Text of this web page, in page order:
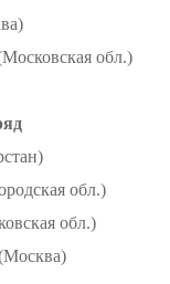
обл.)
обл.)
обл.)